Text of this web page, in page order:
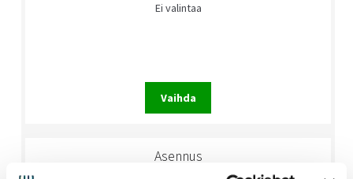
Ei valintaa
Vaihda
Asennus